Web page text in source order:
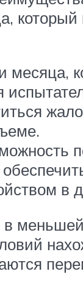
месяца,
в